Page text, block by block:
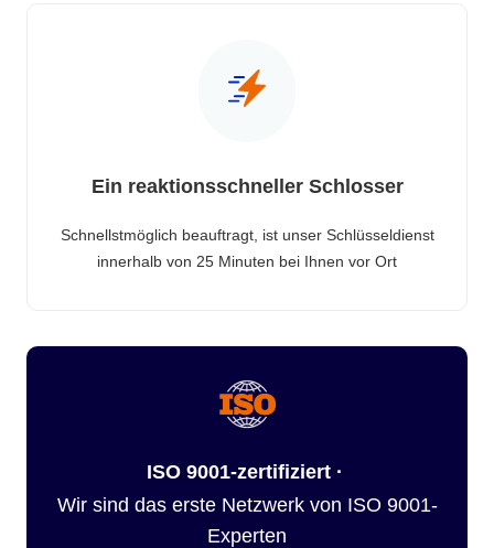
Ein reaktionsschneller Schlosser
Schnellstmöglich beauftragt, ist unser Schlüsseldienst
innerhalb von 25 Minuten bei Ihnen vor Ort
ISO 9001-zertifiziert ·
Wir sind das erste Netzwerk von ISO 9001-
Experten